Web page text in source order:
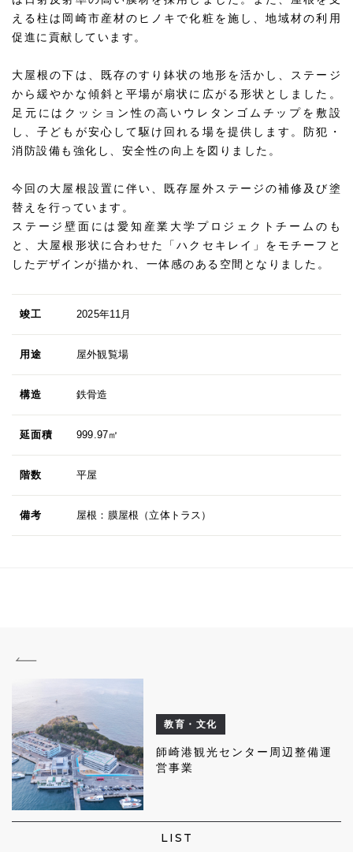
える柱は岡崎市産材のヒノキで化粧を施し、地域材の利用
促進に貢献しています。
大屋根の下は、既存のすり鉢状の地形を活かし、ステージ
から緩やかな傾斜と平場が扇状に広がる形状としました。
足元にはクッション性の高いウレタンゴムチップを敷設
し、子どもが安心して駆け回れる場を提供します。防犯・
消防設備も強化し、安全性の向上を図りました。
今回の大屋根設置に伴い、既存屋外ステージの補修及び塗
替えを行っています。
ステージ壁面には愛知産業大学プロジェクトチームのも
と、大屋根形状に合わせた「ハクセキレイ」をモチーフと
したデザインが描かれ、一体感のある空間となりました。
竣工 2025年11月
用途 屋外観覧場
構造 鉄骨造
延面積 999.97㎡
階数 平屋
備考 屋根：膜屋根（立体トラス）
教育・文化
師崎港観光センター周辺整備運
営事業
LIST